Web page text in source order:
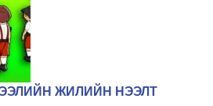
ЖИЛИЙН НЭЭЛТ